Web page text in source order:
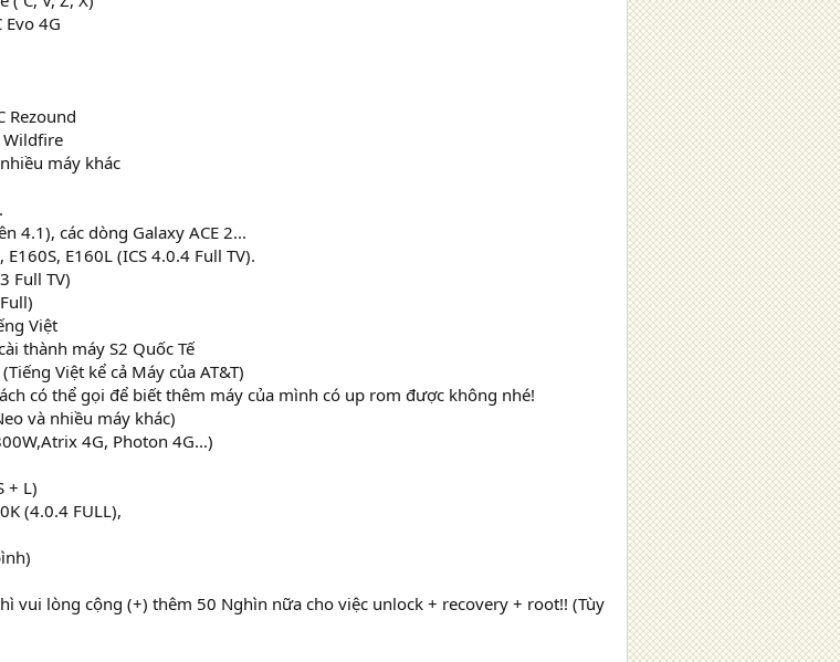
Evo 4G
Rezound
Wildfire
máy khác
4.1), các dòng Galaxy ACE 2...
E160L (ICS 4.0.4 Full TV).
Full TV)
Việt
thành máy S2 Quốc Tế
Việt kể cả Máy của AT&T)
có thể gọi để biết thêm máy của mình có up rom được không nhé!
và nhiều máy khác)
4G, Photon 4G...)
+ L)
(4.0.4 FULL),
vui lòng cộng (+) thêm 50 Nghìn nữa cho việc unlock + recovery + root!! (Tùy